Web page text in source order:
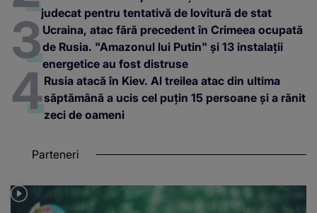
judecat pentru tentativă de lovitură de stat
Ucraina, atac fără precedent în Crimeea ocupată
de Rusia. "Amazonul lui Putin" și 13 instalații
energetice au fost distruse
Rusia atacă în Kiev. Al treilea atac din ultima
săptămână a ucis cel puțin 15 persoane și a rănit
zeci de oameni
Parteneri